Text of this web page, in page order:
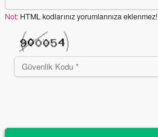
Not: HTML kodlarınız yorumlarınıza eklenmez!